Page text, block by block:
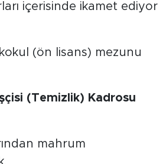
içerisinde ikamet ediyor
(ön lisans) mezunu
(Temizlik) Kadrosu
mahrum